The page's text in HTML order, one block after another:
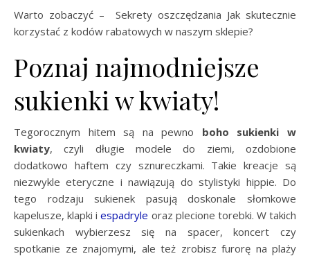
Warto zobaczyć – Sekrety oszczędzania Jak skutecznie
korzystać z kodów rabatowych w naszym sklepie?
Poznaj najmodniejsze
sukienki w kwiaty!
Tegorocznym hitem są na pewno boho sukienki w
kwiaty, czyli długie modele do ziemi, ozdobione
dodatkowo haftem czy sznureczkami. Takie kreacje są
niezwykle eteryczne i nawiązują do stylistyki hippie. Do
tego rodzaju sukienek pasują doskonale słomkowe
kapelusze, klapki iespadryle oraz plecione torebki. W takich
sukienkach wybierzesz się na spacer, koncert czy
spotkanie ze znajomymi, ale też zrobisz furorę na plaży